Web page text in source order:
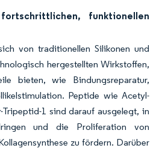
funktionellen
von traditionellen Silikonen und
hergestellten Wirkstoffen,
bieten, wie Bindungsreparatur,
Peptide wie Acetyl-
1 sind darauf ausgelegt, in
und die Proliferation von
zu fördern. Darüber